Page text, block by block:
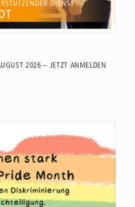
2026 – JETZT ANMELDEN